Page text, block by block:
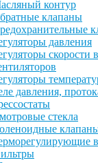
контур
клапаны
давления
скорости
давления,
стекла